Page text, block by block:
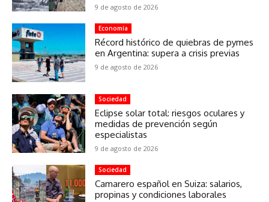
9 de agosto de 2026
Economía
Récord histórico de quiebras de pymes
en Argentina: supera a crisis previas
9 de agosto de 2026
Sociedad
Eclipse solar total: riesgos oculares y
medidas de prevención según
especialistas
9 de agosto de 2026
Sociedad
Camarero español en Suiza: salarios,
propinas y condiciones laborales